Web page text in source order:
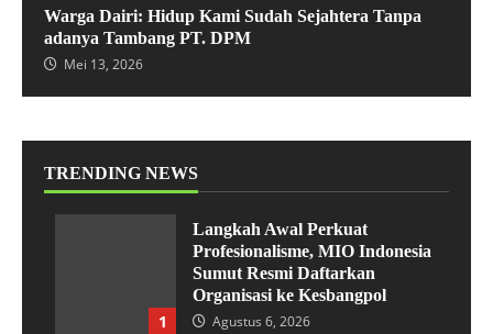
Warga Dairi: Hidup Kami Sudah Sejahtera Tanpa
adanya Tambang PT. DPM
Mei 13, 2026
TRENDING NEWS
1
Langkah Awal Perkuat
Profesionalisme, MIO Indonesia
Sumut Resmi Daftarkan
Organisasi ke Kesbangpol
Agustus 6, 2026